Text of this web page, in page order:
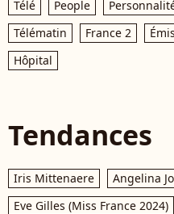
Télé People
Télématin
France 2
Hôpital
Tendances
Iris Mittenaere
Angelina
Eve Gilles (Miss France 2024)